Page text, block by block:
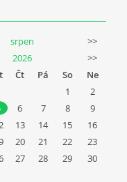
srpen
>>
2026
>>
Čt Pá So
Ne
1
2
6 7 8
9
13 14 15
16
20 21 22
23
27 28 29
30